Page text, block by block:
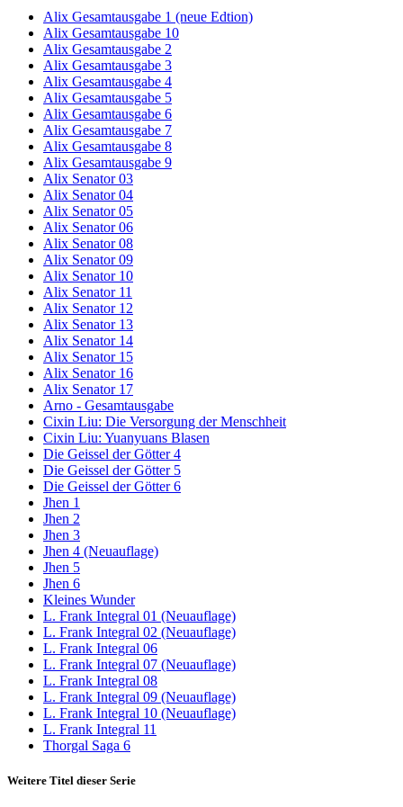
Alix Gesamtausgabe 1 (neue Edtion)
Alix Gesamtausgabe 10
Alix Gesamtausgabe 2
Alix Gesamtausgabe 3
Alix Gesamtausgabe 4
Alix Gesamtausgabe 5
Alix Gesamtausgabe 6
Alix Gesamtausgabe 7
Alix Gesamtausgabe 8
Alix Gesamtausgabe 9
Alix Senator 03
Alix Senator 04
Alix Senator 05
Alix Senator 06
Alix Senator 08
Alix Senator 09
Alix Senator 10
Alix Senator 11
Alix Senator 12
Alix Senator 13
Alix Senator 14
Alix Senator 15
Alix Senator 16
Alix Senator 17
Arno - Gesamtausgabe
Cixin Liu: Die Versorgung der Menschheit
Cixin Liu: Yuanyuans Blasen
Die Geissel der Götter 4
Die Geissel der Götter 5
Die Geissel der Götter 6
Jhen 1
Jhen 2
Jhen 3
Jhen 4 (Neuauflage)
Jhen 5
Jhen 6
Kleines Wunder
L. Frank Integral 01 (Neuauflage)
L. Frank Integral 02 (Neuauflage)
L. Frank Integral 06
L. Frank Integral 07 (Neuauflage)
L. Frank Integral 08
L. Frank Integral 09 (Neuauflage)
L. Frank Integral 10 (Neuauflage)
L. Frank Integral 11
Thorgal Saga 6
Weitere Titel dieser Serie